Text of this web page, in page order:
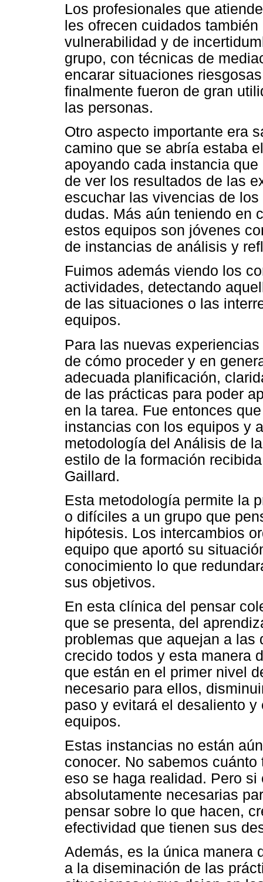
Los profesionales que
les ofrecen cuidados
vulnerabilidad y de
grupo, con técnicas de
encarar situaciones
finalmente fueron de gran
las personas.
Otro aspecto importante era
camino que se abría estaba
apoyando cada instancia
de ver los resultados de las
escuchar las vivencias de
dudas. Más aún teniendo en
estos equipos son jóvenes
de instancias de análisis y
Fuimos además viendo los
actividades, detectando
de las situaciones o las
equipos.
Para las nuevas
de cómo proceder y en
adecuada planificación,
de las prácticas para poder
en la tarea. Fue entonces
instancias con los equipos y
metodología del Análisis de
estilo de la formación
Gaillard.
Esta metodología permite la
o difíciles a un grupo que
hipótesis. Los intercambios
equipo que aportó su
conocimiento lo que
sus objetivos.
En esta clínica del pensar
que se presenta, del
problemas que aquejan a
crecido todos y esta manera
que están en el primer nivel
necesario para ellos,
paso y evitará el desaliento
equipos.
Estas instancias no están
conocer. No sabemos
eso se haga realidad. Pero
absolutamente necesarias
pensar sobre lo que hacen,
efectividad que tienen sus
Además, es la única manera
a la diseminación de las